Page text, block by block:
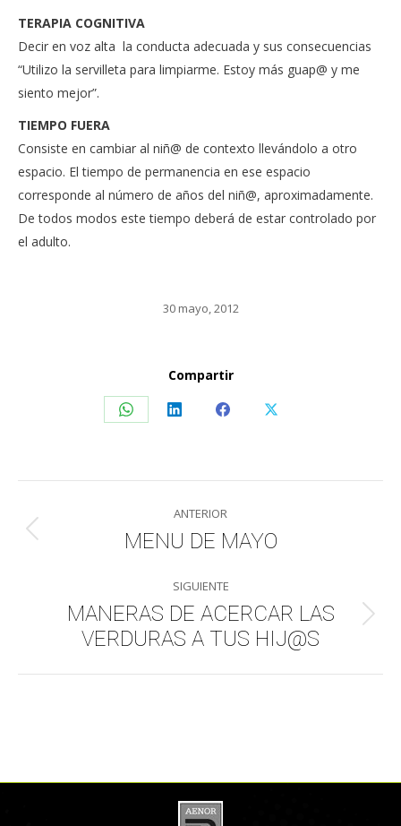
TERAPIA COGNITIVA
Decir en voz alta la conducta adecuada y sus consecuencias
“Utilizo la servilleta para limpiarme. Estoy más guap@ y me
siento mejor”.
TIEMPO FUERA
Consiste en cambiar al niñ@ de contexto llevándolo a otro
espacio. El tiempo de permanencia en ese espacio
corresponde al número de años del niñ@, aproximadamente.
De todos modos este tiempo deberá de estar controlado por
el adulto.
30 mayo, 2012
Compartir
Share
WhatsApp
Share
LinkedIn
Share
Facebook
Share
X
Navegación
entre
publicaciones
ANTERIOR
Publicación
MENU DE MAYO
SIGUIENTE
Publicación
siguiente:
MANERAS DE ACERCAR LAS
VERDURAS A TUS HIJ@S